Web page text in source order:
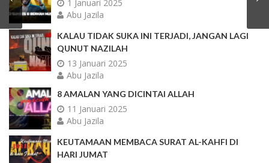
1 Januari 2025
Abu Jazila
KALAU TIDAK SUKA INI TERJADI, JANGAN LAGI
QUNUT NAZILAH
13 Januari 2025
Abu Jazila
8 AMALAN YANG DICINTAI ALLAH
11 Januari 2025
Abu Jazila
KEUTAMAAN MEMBACA SURAT AL-KAHFI DI
HARI JUMAT